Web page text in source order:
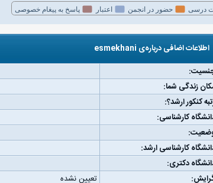
درسی حضور در انجمن اعتبار پاسخ به پیغام خصوصی
اطلاعات اضافی درباره‌ی esmekhani
زندگی شما:
کنکور ارشد؟:
کارشناسی:
کارشناسی ارشد:
دکتری:
تعیین نشده